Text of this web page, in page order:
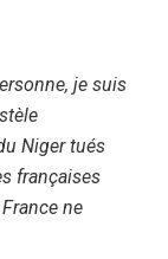
je suis
Niger tués
françaises
ne